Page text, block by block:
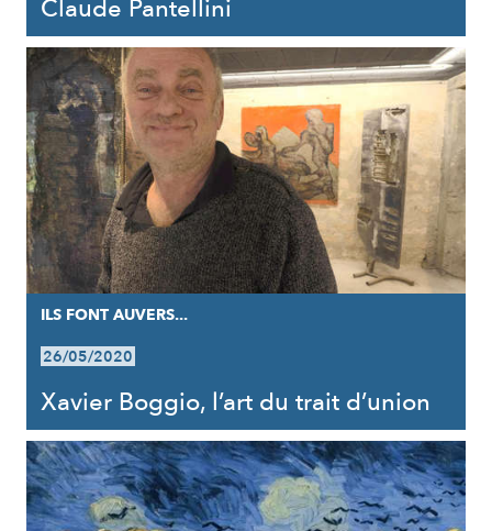
Claude Pantellini
ILS FONT AUVERS...
26/05/2020
Xavier Boggio, l’art du trait d’union